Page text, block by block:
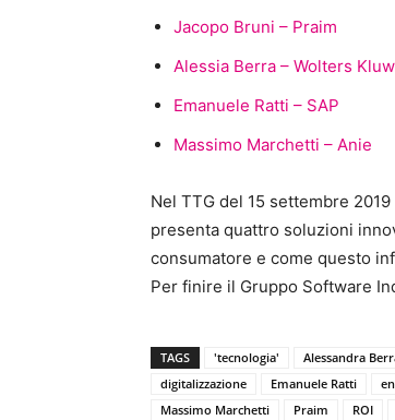
Jacopo Bruni – Praim
Alessia Berra – Wolters
Emanuele Ratti – SAP
Massimo Marchetti – Anie
Nel TTG del 15 settembre
presenta quattro soluzioni
consumatore e come questo
Per finire il Gruppo Software
TAGS 'tecnologia' Alessandra
digitalizzazione
Emanuele Ratti
Massimo Marchetti
Praim ROI